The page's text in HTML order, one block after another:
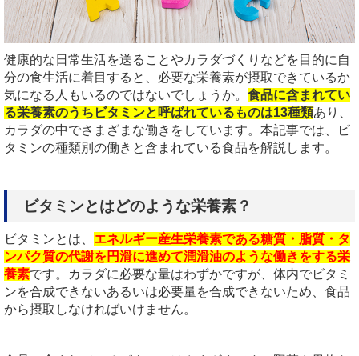
健康的な日常生活を送ることやカラダづくりなどを目的に自
分の食生活に着目すると、必要な栄養素が摂取できているか
気になる人もいるのではないでしょうか。 食品に含まれてい
る栄養素のうちビタミンと呼ばれているものは13種類あり、
カラダの中でさまざまな働きをしています。本記事では、ビ
タミンの種類別の働きと含まれている食品を解説します。
ビタミンとはどのような栄養素？
ビタミンとは、 エネルギー産生栄養素である糖質・脂質・タ
ンパク質の代謝を円滑に進めて潤滑油のような働きをする栄
養素です。カラダに必要な量はわずかですが、体内でビタミ
ンを合成できないあるいは必要量を合成できないため、食品
から摂取しなければいけません。